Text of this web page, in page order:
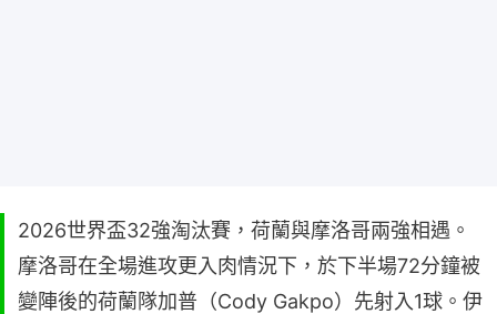
2026世界盃32強淘汰賽，荷蘭與摩洛哥兩強相遇。
摩洛哥在全場進攻更入肉情況下，於下半場72分鐘被
變陣後的荷蘭隊加普（Cody Gakpo）先射入1球。伊